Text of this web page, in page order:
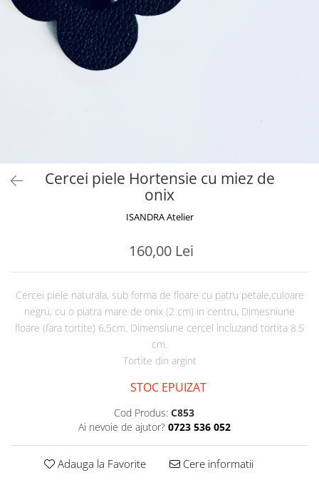
Cercei piele Hortensie cu miez de
onix
ISANDRA Atelier
160,00 Lei
Cercei piele naturala, sub forma de floare cu patru petale,culoare
negru, cu o piatra mare de onix (2 cm) in centru, Dimesniune
floare (fara tortite) 6,5cm. Dimensiune cercel incluzand tortita 8.5
cm.
Tortite din argint
STOC EPUIZAT
Cod Produs: C853
Ai nevoie de ajutor? 0723 536 052
Adauga la Favorite Cere informatii